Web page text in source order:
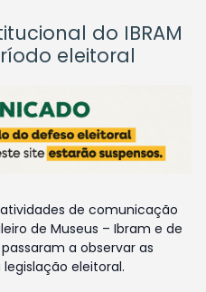
do IBRAM
eleitoral
de comunicação
de Museus – Ibram e de
a observar as
eleitoral.